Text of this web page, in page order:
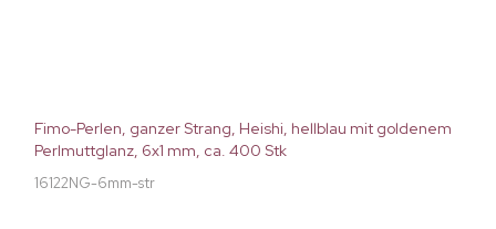
Fimo-Perlen, ganzer Strang, Heishi, hellblau mit goldenem
Perlmuttglanz, 6x1 mm, ca. 400 Stk
16122NG-6mm-str